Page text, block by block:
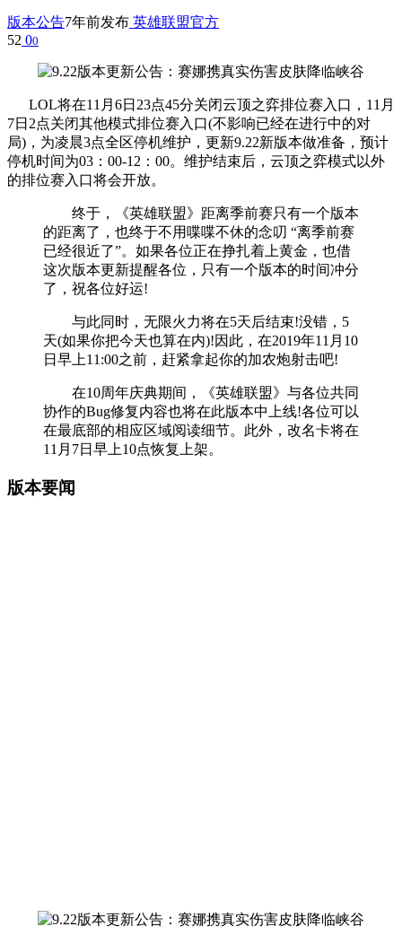
版本公告7年前发布 英雄联盟官方
52 00
LOL将在11月6日23点45分关闭云顶之弈排位赛入口，11月
7日2点关闭其他模式排位赛入口(不影响已经在进行中的对
局)，为凌晨3点全区停机维护，更新9.22新版本做准备，预计
停机时间为03：00-12：00。维护结束后，云顶之弈模式以外
的排位赛入口将会开放。
终于，《英雄联盟》距离季前赛只有一个版本
的距离了，也终于不用喋喋不休的念叨 “离季前赛
已经很近了”。如果各位正在挣扎着上黄金，也借
这次版本更新提醒各位，只有一个版本的时间冲分
了，祝各位好运!
与此同时，无限火力将在5天后结束!没错，5
天(如果你把今天也算在内)!因此，在2019年11月10
日早上11:00之前，赶紧拿起你的加农炮射击吧!
在10周年庆典期间，《英雄联盟》与各位共同
协作的Bug修复内容也将在此版本中上线!各位可以
在最底部的相应区域阅读细节。此外，改名卡将在
11月7日早上10点恢复上架。
版本要闻